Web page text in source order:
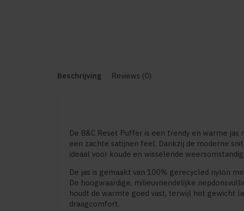
Beschrijving Reviews (0)
De B&C Reset Puffer is een trendy en warme
een zachte satijnen feel. Dankzij de moderne
ideaal voor koude en wisselende
De jas is gemaakt van 100% gerecycled nylon
De hoogwaardige, milieuvriendelijke
houdt de warmte goed vast, terwijl het gewicht
draagcomfort.